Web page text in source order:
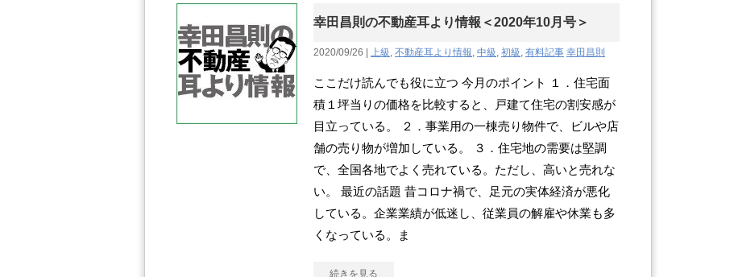
幸田昌則の不動産耳より情報＜2020年10月号＞
2020/09/26 | 上級 , 不動産耳より情報, 中級 , 初級 , 有料記事 幸田昌則
ここだけ読んでも役に立つ 今月のポイント １．住宅面
積１坪当りの価格を比較すると、戸建て住宅の割安感が
目立っている。 ２．事業用の一棟売り物件で、ビルや店
舗の売り物が増加している。 ３．住宅地の需要は堅調
で、全国各地でよく売れている。ただし、高いと売れな
い。 最近の話題 昔コロナ禍で、足元の実体経済が悪化
している。企業業績が低迷し、従業員の解雇や休業も多
くなっている。ま
続きを見る